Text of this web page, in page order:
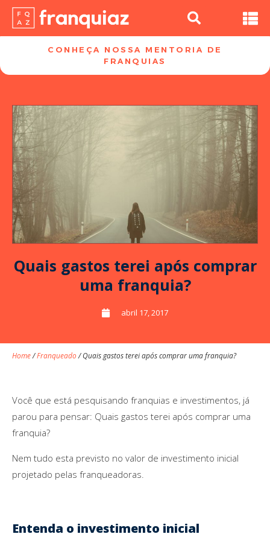
CONHEÇA NOSSA MENTORIA DE
FRANQUIAS​
Quais gastos terei após comprar
uma franquia?
abril 17, 2017
Home/Franqueado/Quais gastos terei após comprar uma franquia?
Você que está pesquisando franquias e investimentos, já
parou para pensar: Quais gastos terei após comprar uma
franquia?
Nem tudo esta previsto no valor de investimento inicial
projetado pelas franqueadoras.
Entenda o investimento inicial